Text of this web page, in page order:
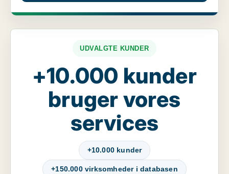
UDVALGTE KUNDER
+10.000 kunder
bruger vores
services
+10.000 kunder
+150.000 virksomheder i databasen